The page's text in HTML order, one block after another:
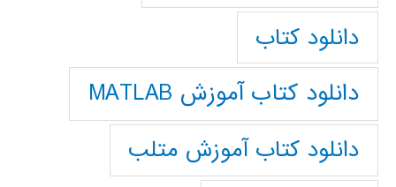
دانلود کتاب
دانلود کتاب آموزش MATLAB
دانلود کتاب آموزش متلب